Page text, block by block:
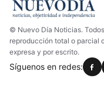
© Nuevo Día Noticias.
reproducción total o parcial
expresa y por escrito.
Síguenos en redes: